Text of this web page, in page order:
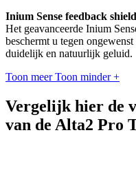
Inium Sense feedback shield
Het geavanceerde Inium
beschermt u tegen
duidelijk en natuurlijk geluid.
Toon meer Toon minder +
Vergelijk hier de
van de Alta2 Pro